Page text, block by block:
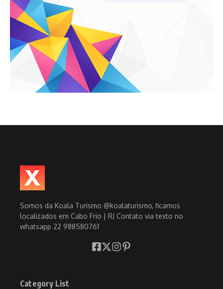
Somos da Koala Turismo @koalaturismo, ficamos
localizados em Cabo Frio | RJ Contato via texto no
whatsapp 22 988580761
Category List